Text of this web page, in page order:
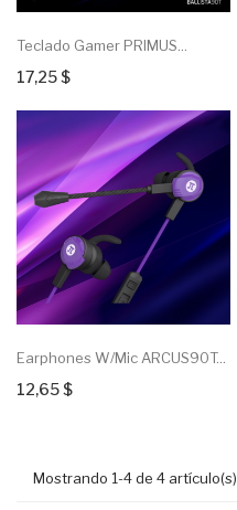
Teclado Gamer PRIMUS...
17,25 $
Earphones W/mic ARCUS90T...
12,65 $
Mostrando 1-4 de 4 artículo(s)